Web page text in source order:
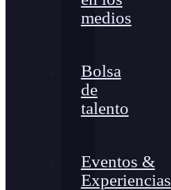
medios
Bolsa
de
talento
Eventos &
Experiencias